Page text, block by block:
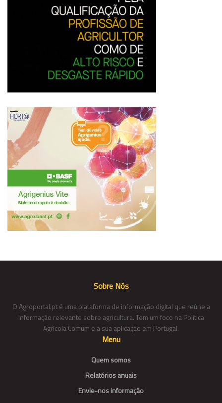
Sobre Nós
O Agroportal.pt é uma plataforma de informação digital que reúne a
informação relevante sobre agricultura. Tem um foco na Política
Agrícola Comum e a sua aplicação em Portugal.
Menu
Quem somos
Relatórios anuais
Envie-nos informação